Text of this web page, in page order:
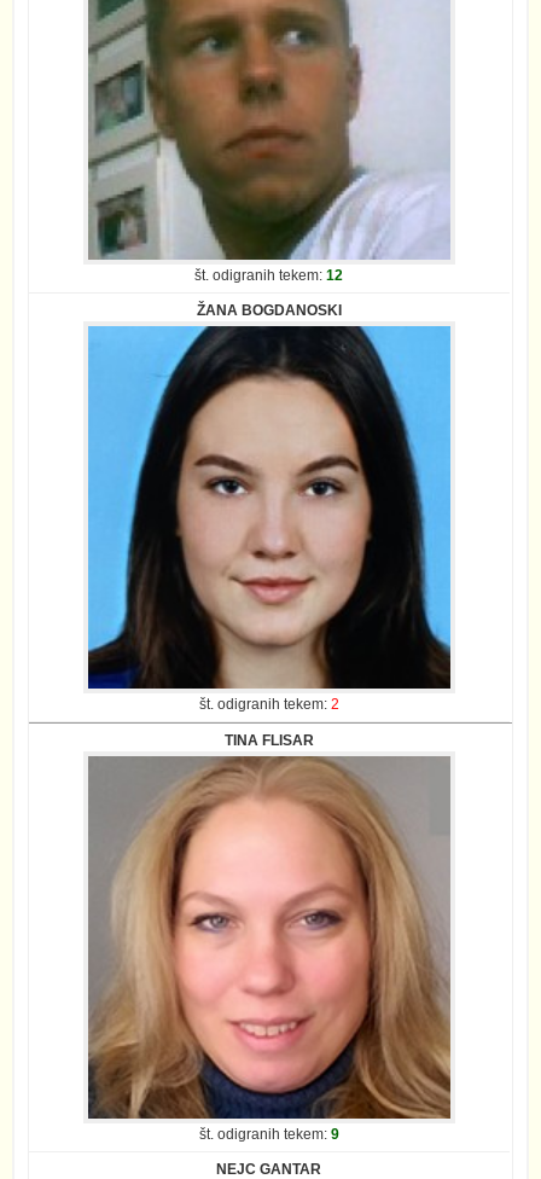
št. odigranih tekem:12
ŽANA BOGDANOSKI
št. odigranih tekem: 2
TINA FLISAR
št. odigranih tekem: 9
NEJC GANTAR